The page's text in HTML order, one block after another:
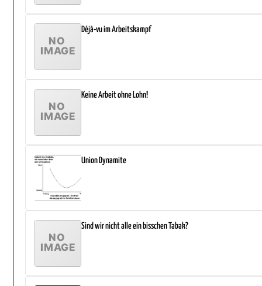
Déjà-vu im Arbeitskampf
Keine Arbeit ohne Lohn!
Union Dynamite
Sind wir nicht alle ein bisschen Tabak?